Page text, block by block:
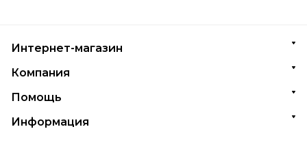
Интернет-магазин
Компания
Помощь
Информация